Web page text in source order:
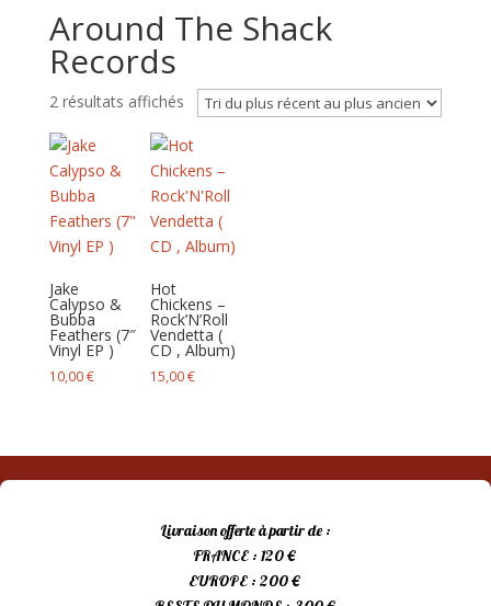
Around The Shack
Records
2 résultats affichésTrié
plus
récent
au
plus
ancien
Jake
Calypso &
Bubba
Feathers (7″
Vinyl EP )
10,00€
Hot
Chickens –
Rock’N’Roll
Vendetta (
CD , Album)
15,00€
Livraison offerte à partir de :
FRANCE : 120 €
EUROPE : 200 €